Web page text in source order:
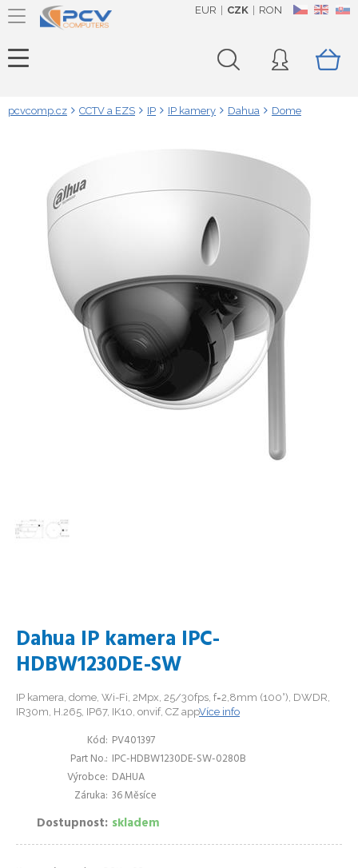
CZ EN SK
EUR CZK RON
pcvcomp.cz CCTV a EZS IP IP kamery Dahua Dome
Dahua IP kamera IPC-
HDBW1230DE-SW
IP kamera, dome, Wi-Fi, 2Mpx, 25/30fps, f=2,8mm (100°), DWDR,
IR30m, H.265, IP67, IK10, onvif, CZ appVíce info
Kód PV401397
Part No. IPC-HDBW1230DE-SW-0280B
Výrobce DAHUA
Záruka 36 Měsíce
Dostupnost skladem